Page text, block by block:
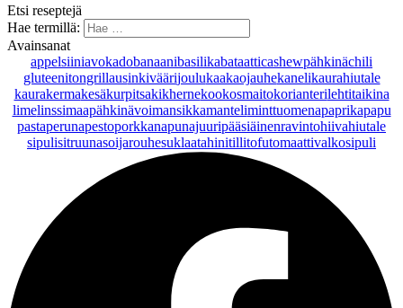
Etsi reseptejä
Hae termillä:
Avainsanat
appelsiiniavokadobanaanibasilikabataatticashewpähkinächili
gluteenitongrillausinkiväärijoulukaakaojauhekanelikaurahiutale
kaurakermakesäkurpitsakikhernekookosmaitokorianterilehtitaikina
limelinssimaapähkinävoimansikkamanteliminttuomenapaprikapapu
pastaperunapestoporkkanapunajuuripääsiäinenravintohiivahiutale
sipulisitruunasoijarouhesuklaatahinitillitofutomaattivalkosipuli